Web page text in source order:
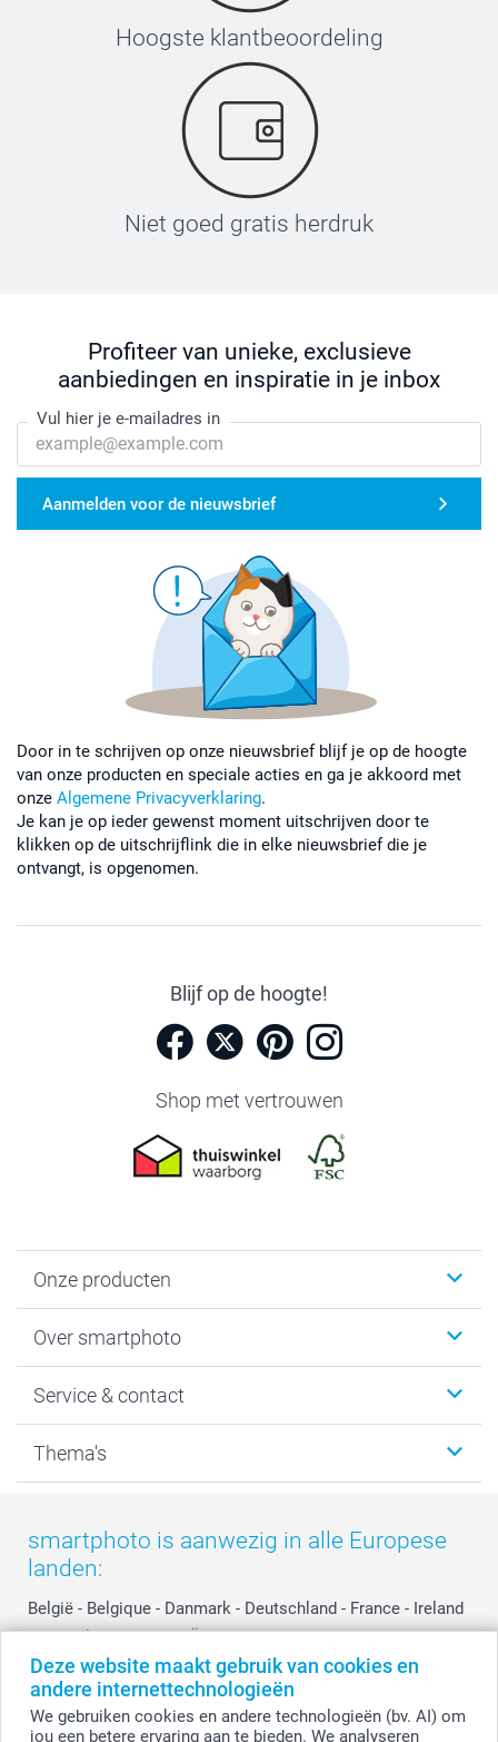
Deze website maakt gebruik van cookies en
andere internettechnologieën
We gebruiken cookies en andere technologieën (bv. AI) om
jou een betere ervaring aan te bieden. We analyseren
Hoogste klantbeoordeling
Niet goed gratis herdruk
Profiteer van unieke, exclusieve
aanbiedingen en inspiratie in je inbox
Vul hier je e-mailadres in
Aanmelden voor de nieuwsbrief
Door in te schrijven op onze nieuwsbrief blijf je op de hoogte
van onze producten en speciale acties en ga je akkoord met
onze Algemene Privacyverklaring.
Je kan je op ieder gewenst moment uitschrijven door te
klikken op de uitschrijflink die in elke nieuwsbrief die je
ontvangt, is opgenomen.
Blijf op de hoogte!
Shop met vertrouwen
Onze producten
Fotoboeken
Fotocadeaus
Kaarten
Over smartphoto
Vacatures
Bestelproces
Privacy
Cookiebeleid
Reviews
Prijslijst
Investor Relations
Service & contact
Tevredenheidsgarantie
smartbonus
smartfriends
service@smartphoto.nl
Affiliate partnerprogramma
Partnerships
Influencer partnerprogramma
Thema's
Moederdag
Vaderdag
Huwelijk
smartphoto is aanwezig in alle Europese
landen:
België - Belgique - Danmark - Deutschland - France - Ireland
- Nederland - Norge - Österreich - Schweiz - Suisse -
Switzerland - Suomi - Sverige - United Kingdom -
Other Countries